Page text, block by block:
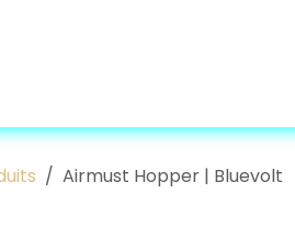
Airmust Hopper | Bluevolt